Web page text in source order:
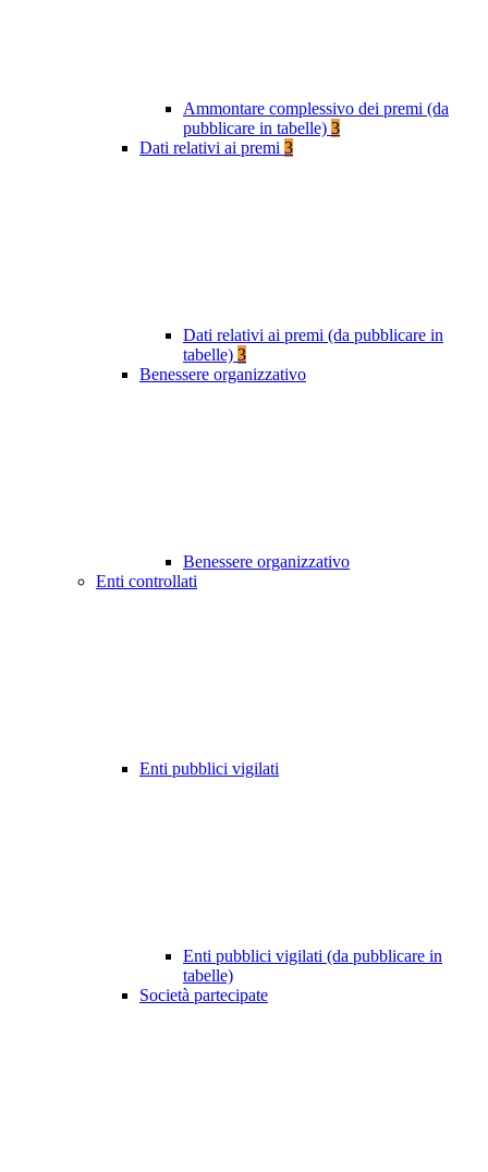
Ammontare complessivo dei premi (da
pubblicare in tabelle) 3
Dati relativi ai premi 3
Dati relativi ai premi (da pubblicare in
tabelle) 3
Benessere organizzativo
Benessere organizzativo
Enti controllati
Enti pubblici vigilati
Enti pubblici vigilati (da pubblicare in
tabelle)
Società partecipate